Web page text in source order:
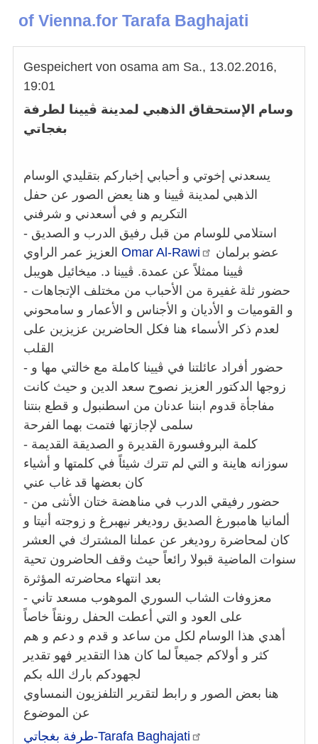
of Vienna.for Tarafa Baghajati
Gespeichert von osama am Sa., 13.02.2016,
19:01
وسام الإستحقاق الذهبي لمدينة ڤيينا لطرفة
بغجاتي
يسعدني إخوتي و أحبابي إخباركم بتقليدي الوسام
الذهبي لمدينة ڤيينا و هنا يعض الصور عن حفل
- استلامي للوسام من قبل رفيق الدرب و الصديق
Omar Al-Rawi
ڤيينا ممثلاً عن عمدة. ڤيينا د. ميخائيل هويبل
- حضور ثلة غفيرة من الأحباب من مختلف الإتجاهات
و القوميات و الأديان و الأجناس و الأعمار و سامحوني
لعدم ذكر الأسماء هنا فكل الحاضرين عزيزين على
- حضور أفراد عائلتنا في ڤيينا كاملة مع خالتي مها و
زوجها الدكتور العزيز نصوح سعد الدين و حيث كانت
مفاجأة قدوم ابننا عدنان من اسطنبول و قطع بنتنا
سلمى لإجازتها فتمت بهما الفرحة
- كلمة البروفسورة القديرة و الصديقة القديمة
سوزانه هاينة و التي لم تترك شيئاً في كلمتها و أشياء
- حضور رفيقي الدرب في مناهضة ختان الأنثى من
ألمانيا هامبورغ الصديق روديغر نيهبرغ و زوجته أنيتا و
كان لمحاضرة روديغر عن عملنا المشترك في العشر
سنوات الماضية قبولا رائعاً حيث وقف الحاضرون تحية
بعد انتهاء محاضرته المؤثرة
- معزوفات الشاب السوري الموهوب مسعد تاني
على العود و التي أعطت الحفل رونقاً خاصاً
أهدي هذا الوسام لكل من ساعد و قدم و دعم و هم
كثر و أولاكم جميعاً لما كان هذا التقدير فهو تقدير
لجهودكم بارك الله بكم
هنا بعض الصور و رابط لتقرير التلفزيون النمساوي
عن الموضوع
طرفة بغجاتي-Tarafa Baghajati